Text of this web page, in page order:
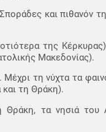
και πιθανόν
της
Μακεδονίας).
τη νύχτα τα
και τη Θράκη).
τα νησιά του